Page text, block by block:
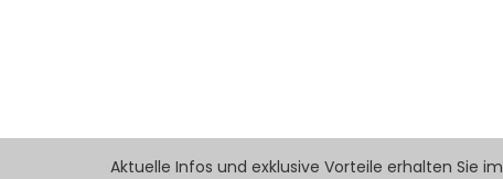
Aktuelle Infos und exklusive Vorteile erhalten Sie im